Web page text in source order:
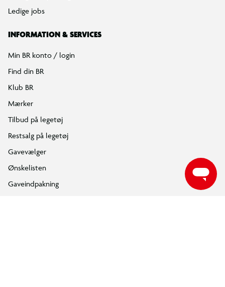
Utallige legemuligheder
LEGO® Creator Rumfærge
Ledige jobs
INFORMATION & SERVICES
Min BR konto / login
Find din BR
Klub BR
Mærker
Tilbud på legetøj
Restsalg på legetøj
Gavevælger
Ønskelisten
Gaveindpakning